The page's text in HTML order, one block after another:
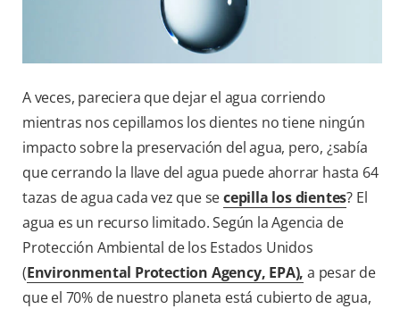
A veces, pareciera que dejar el agua corriendo
mientras nos cepillamos los dientes no tiene ningún
impacto sobre la preservación del agua, pero, ¿sabía
que cerrando la llave del agua puede ahorrar hasta 64
tazas de agua cada vez que secepilla los dientes? El
agua es un recurso limitado. Según la Agencia de
Protección Ambiental de los Estados Unidos
(Environmental Protection Agency, EPA), a pesar de
que el 70% de nuestro planeta está cubierto de agua,